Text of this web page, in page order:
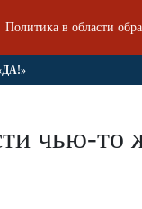
Политика в области
чью-то